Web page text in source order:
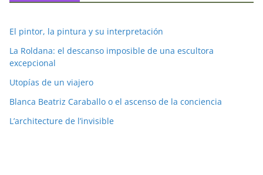
El pintor, la pintura y su interpretación
La Roldana: el descanso imposible de una escultora
excepcional
Utopías de un viajero
Blanca Beatriz Caraballo o el ascenso de la conciencia
L’architecture de l’invisible